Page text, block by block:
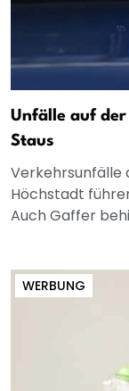
Unfälle auf
Staus
Verkehrsunfälle
Höchstadt
Auch Gaffer
WERBUNG